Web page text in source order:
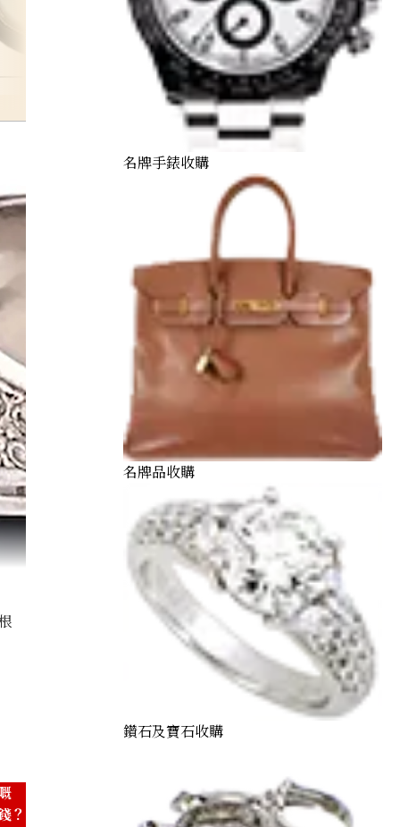
onyx-brooch
？
名牌手錶收購
名牌品收購
鑽石及寶石收購